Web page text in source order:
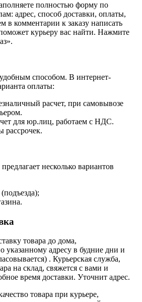
полностью форму по
адрес, способ доставки, оплаты,
в комментарии к заказу написать
курьеру вас найти. Нажмите
способом. В интернет-
оплаты:
расчет, при самовывозе
для юр.лиц, работаем с НДС.
рассрочек.
несколько вариантов
товара до дома,
указанному адресу в будние дни и
. Курьерская служба,
на склад, свяжется с вами и
время доставки. Уточнит адрес.
товара при курьере,